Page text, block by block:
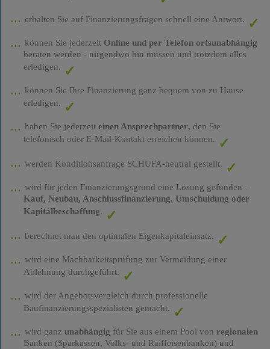
erhalten Sie auf Finanzierungsfragen schnell eine Antwort.
können Sie jederzeit Online und per Telefon ortsunabhängig
beraten werden - nirgendwo hin müssen und trotzdem alles
erledigen.
können Sie Ihre Finanzierung ganz bequem von zu Hause
erledigen.
haben Sie jederzeit einen Ansprechpartner, den Sie
telefonisch oder E-Mail-Kontakt erreichen können.
werden Konditionsanfrage SCHUFA-neutral gestellt.
wird für jeden Finanzierungsgrund eine Lösung gefunden -
Kauf, Neubau, Anschlussfinanzierung, Umschuldung oder
Kapitalbeschaffung.
berechnet man den optimalen Eigenkapitaleinsatz.
wird eine Machbarkeitsprüfung zur Vermeidung einer
Ablehnung durchgeführt.
wird der Angebotsvergleich durch professionelle
Baufinanzierungsspezialisten gemacht.
wird ganz unabhängig für Sie aus einem Pool von regionalen
Banken (Sparkassen, Volks- und Raiffeisenbanken) und